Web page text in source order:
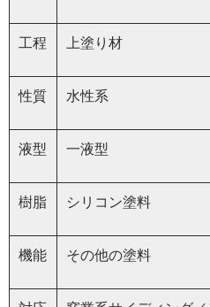
工程 上塗り材
性質 水性系
液型 一液型
樹脂 シリコン塗料
機能 その他の塗料